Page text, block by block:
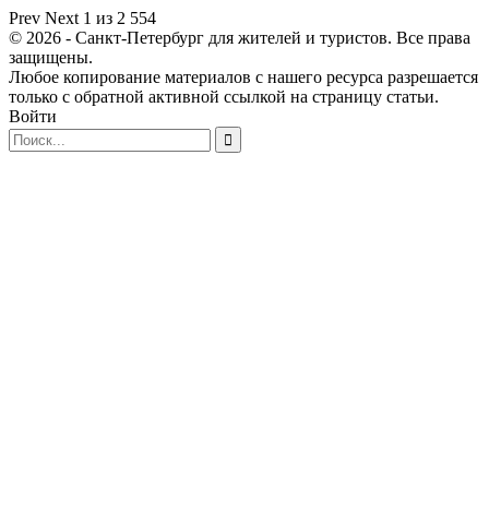
Prev Next 1 из 2 554
© 2026 - Санкт-Петербург для жителей и туристов. Все права
защищены.
Любое копирование материалов с нашего ресурса разрешается
только с обратной активной ссылкой на страницу статьи.
Войти